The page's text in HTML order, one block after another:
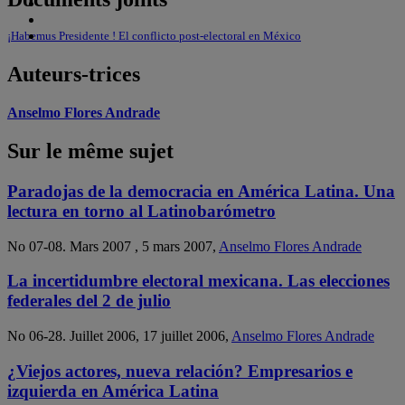
¡Habemus Presidente ! El conflicto post-electoral en México
Auteurs-trices
Anselmo Flores Andrade
Sur le même sujet
Paradojas de la democracia en América Latina. Una
lectura en torno al Latinobarómetro
No 07-08. Mars 2007 , 5 mars 2007, Anselmo Flores Andrade
La incertidumbre electoral mexicana. Las elecciones
federales del 2 de julio
No 06-28. Juillet 2006, 17 juillet 2006, Anselmo Flores Andrade
¿Viejos actores, nueva relación? Empresarios e
izquierda en América Latina